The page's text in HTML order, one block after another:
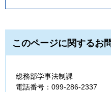
このページに関するお
総務部学事法制課
電話番号：099-286-2337